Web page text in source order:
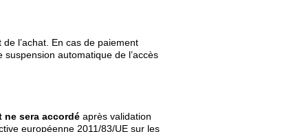
l’achat. En cas de paiement
automatique de l’accès
ne sera accordé après validation
européenne 2011/83/UE sur les